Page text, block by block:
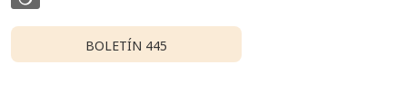
BOLETÍN 445